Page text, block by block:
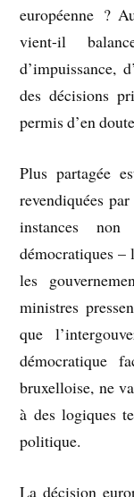
européenne ?
vient-il
d’impuissance,
des décisions
permis d’en
Plus partagée
revendiquées
instances
démocratiques –
les
ministres
que
démocratique
bruxelloise, ne
à des logiques
politique.
La décision